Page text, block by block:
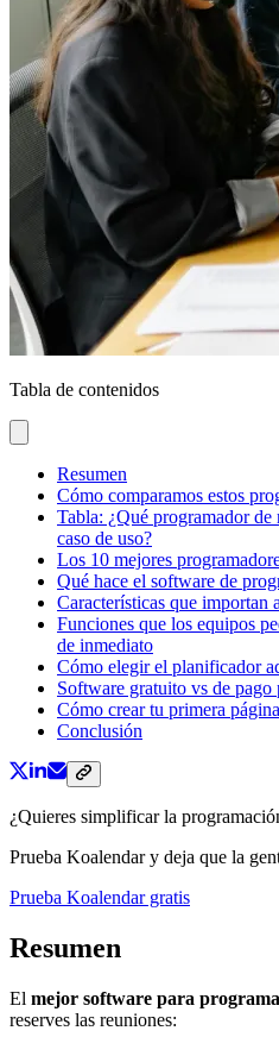
Tabla de contenidos
Resumen
Cómo comparamos estos
Tabla: ¿Qué programador de
caso de uso?
Los 10 mejores
Qué hace el software de
Características que importan
Funciones que los equipos
de inmediato
Cómo elegir el planificador
Software gratuito vs de pago
Cómo crear tu primera
Conclusión
¿Quieres simplificar la
Prueba Koalendar y deja que la
Prueba Koalendar gratis
Resumen
El mejor software para
reserves las reuniones: